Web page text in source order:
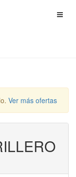
Ver más ofertas